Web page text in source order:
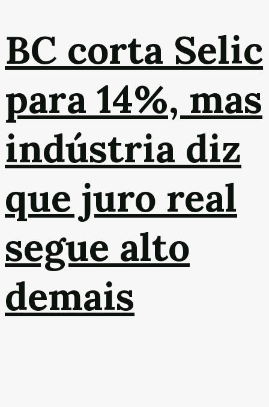
BC corta Selic
para 14%, mas
indústria diz
que juro real
segue alto
demais